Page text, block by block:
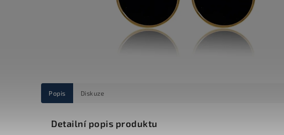
Popis Diskuze
Detailní popis produktu